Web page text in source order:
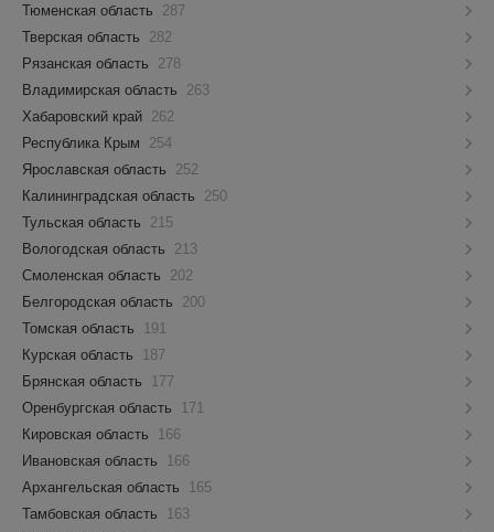
Тюменская область
287
Тверская область
282
Рязанская область
278
Владимирская область
263
Хабаровский край 262
Республика Крым
254
Ярославская область
252
Калининградская область
250
Тульская область
215
Вологодская область
213
Смоленская область
202
Белгородская область
200
Томская область
191
Курская область
187
Брянская область
177
Оренбургская область
171
Кировская область
166
Ивановская область
166
Архангельская область
165
Тамбовская область
163